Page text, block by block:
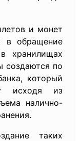
и монет
в обращение
хранилищах
создаются по
который
исходя из
налично-
таких